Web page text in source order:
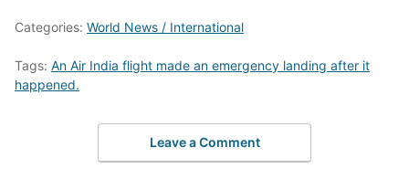
Categories: World News / International
Tags: An Air India flight made an emergency landing after it
happened.
Leave a Comment